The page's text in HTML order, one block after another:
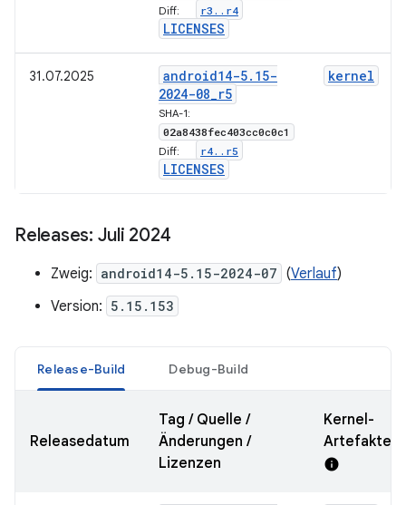
Diff: r3 . . r4
LICENSES
31.07.2025 android14-5. 15-
2024-08_r5
SHA-1:
02a8438fec403cc0c0c1
Diff: r4. . r5
LICENSES
kernel
Releases: Juli 2024
Zweig: android14-5.15-2024-07 (Verlauf)
Version: 5.15.153
Release-Build Debug-Build
Releasedatum
Tag / Quelle /
Änderungen /
Lizenzen
Kernel-
Artefakte-
info